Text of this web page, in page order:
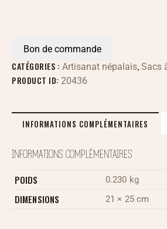
Bon de commande
CATÉGORIES : Artisanat népalais, Sacs
PRODUCT ID: 20436
INFORMATIONS COMPLÉMENTAIRES
INFORMATIONS COMPLÉMENTAIRES
POIDS 0.230 kg
DIMENSIONS 21 × 25 cm